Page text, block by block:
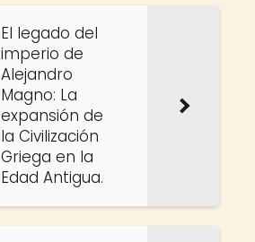
El legado del
imperio de
Alejandro
Magno: La
expansión de
la Civilización
Griega en la
Edad Antigua.